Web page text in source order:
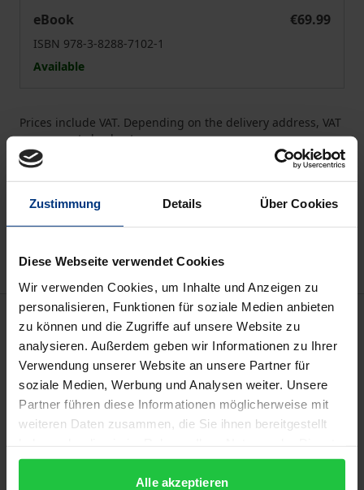
Zustimmung Details Über Cookies
Diese Webseite verwendet Cookies
Wir verwenden Cookies, um Inhalte und Anzeigen zu
personalisieren, Funktionen für soziale Medien anbieten
zu können und die Zugriffe auf unsere Website zu
analysieren. Außerdem geben wir Informationen zu Ihrer
Verwendung unserer Website an unsere Partner für
soziale Medien, Werbung und Analysen weiter. Unsere
Partner führen diese Informationen möglicherweise mit
weiteren Daten zusammen, die Sie ihnen bereitgestellt
gesammelt haben.
Alle akzeptieren
eBook
€69.99
ISBN 978-3-8288-7102-1
Available
Prices include VAT. Depending on the delivery address, VAT
may vary at checkout.
Add to Cart
Add to Wish List
Delivery cost notice
Description
Mit dem vorliegenden Band eröffnet Maren Waike-
Koormann neue Blickwinkel auf das Werk, die
Biografie und die Wahrnehmung der beiden 1899
geborenen Künstlerinnen Elfriede Lohse-Wächtler
und Grethe Jürgens. Durch Betrachtung ihrer
Ausbildungswege, ihrer Etablierungsbestrebungen